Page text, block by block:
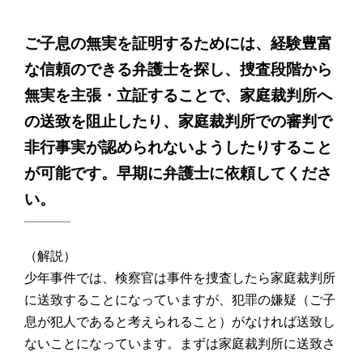
ご子息の無実を証明するためには、経験豊富
な信頼のできる弁護士を探し、捜査段階から
無実を主張・立証することで、家庭裁判所へ
の送致を阻止したり、家庭裁判所での審判で
非行事実が認められないようしたりすること
が可能です。早期に弁護士に依頼してくださ
い。
（解説）
少年事件では、検察官は事件を捜査したら家庭裁判所
に送致することになっていますが、犯罪の嫌疑（ご子
息が犯人であると考えられること）がなければ送致し
ないことになっています。まずは家庭裁判所に送致さ